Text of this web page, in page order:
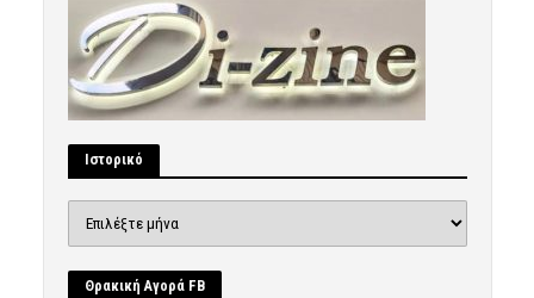
Ιστορικό
Θρακική Αγορά FB